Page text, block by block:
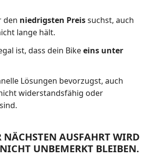
den niedrigsten Preissuchst, auch
lange hält.
ist, dass dein Bikeeins unter
Lösungen bevorzugst, auch
widerstandsfähig oder
NÄCHSTEN AUSFAHRT WIRD
UNBEMERKT BLEIBEN.